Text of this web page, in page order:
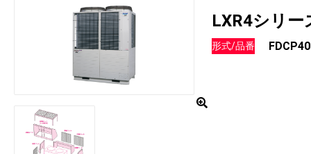
LXR4シリ
形式/品番